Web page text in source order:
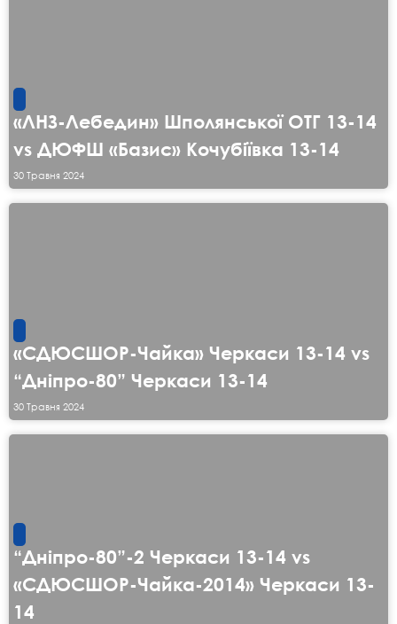
«ЛНЗ-Лебедин» Шполянської ОТГ 13-14
vs ДЮФШ «Базис» Кочубіївка 13-14
30 Травня 2024
«СДЮСШОР-Чайка» Черкаси 13-14 vs
“Дніпро-80” Черкаси 13-14
30 Травня 2024
“Дніпро-80”-2 Черкаси 13-14 vs
«СДЮСШОР-Чайка-2014» Черкаси 13-
14